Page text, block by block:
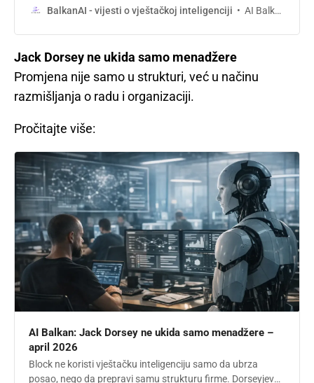
dolara i prikupljanje do 75 milijardi dolara, uz snažan AI
BalkanAI - vijesti o vještačkoj inteligenciji AI Balkan
Jack Dorsey ne ukida samo menadžere
Promjena nije samo u strukturi, već u načinu
razmišljanja o radu i organizaciji.
Pročitajte više:
AI Balkan: Jack Dorsey ne ukida samo menadžere –
april 2026
Block ne koristi vještačku inteligenciju samo da ubrza
posao, nego da prepravi samu strukturu firme. Dorseyjev